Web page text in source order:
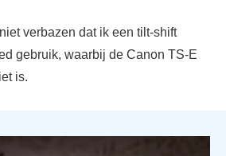
verbazen dat ik een tilt-shift
gebruik, waarbij de Canon TS-E
is.